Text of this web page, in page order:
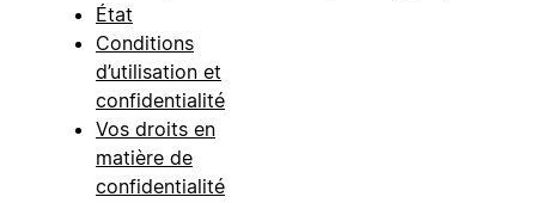
État
Conditions
d’utilisation et
confidentialité
Vos droits en
matière de
confidentialité